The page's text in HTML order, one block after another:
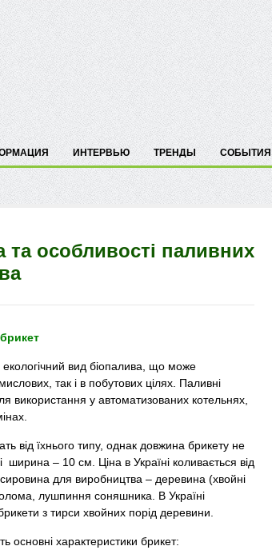
ИНТЕРВЬЮ ТРЕНДЫ СОБЫТИЯ
та особливості паливних
екологічний вид біопалива, що може
так і в побутових цілях. Паливні
використання у автоматизованих котельнях,
від їхнього типу, однак довжина брикету не
– 10 см. Ціна в Україні коливається від
для виробництва – деревина (хвойні
лушпиння соняшника. В Україні
з тирси хвойних порід деревини.
основні характеристики брикет: